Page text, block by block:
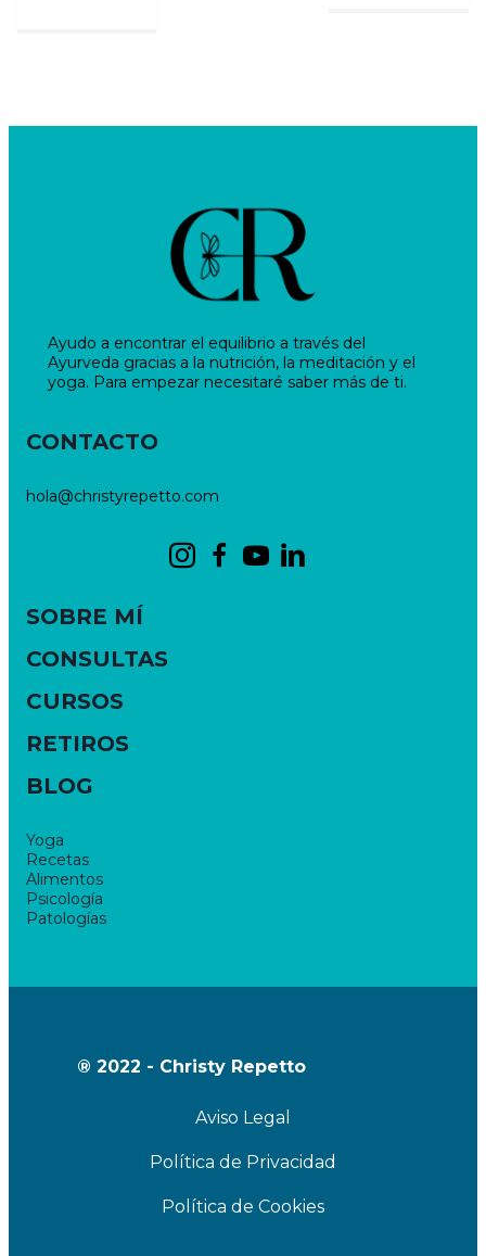
Ayudo a encontrar el equilibrio a través del
Ayurveda gracias a la nutrición, la meditación y el
yoga. Para empezar necesitaré saber más de ti.
CONTACTO
hola@christyrepetto.com
SOBRE MÍ
CONSULTAS
CURSOS
RETIROS
BLOG
Yoga
Recetas
Alimentos
Psicología
Patologías
® 2022 - Christy Repetto
Aviso Legal
Política de Privacidad
Política de Cookies